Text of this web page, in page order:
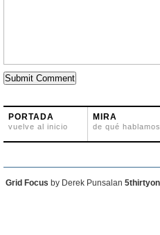
PORTADA
vuelve al inicio
MIRA
de qué hablamos
Grid Focus by Derek Punsalan